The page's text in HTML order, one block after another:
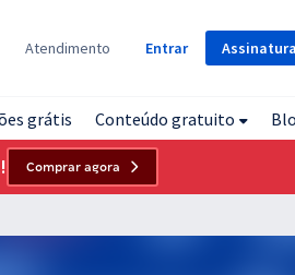
Assinatura
Atendimento Entrar
grátis Conteúdo gratuito
Comprar agora